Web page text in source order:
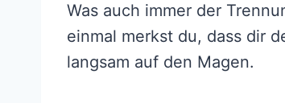
Was auch immer der
einmal merkst du, dass dir
langsam auf den Magen.